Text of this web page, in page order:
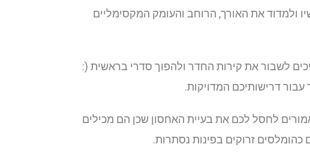
ולמדוד את האורך, הרוחב והעומק המקסימליים
לשבור את קירות החדר ולהפוך סדרי בראשית (:
דרישותיכם המדויקות.
לחסל לכם את בעיית האחסון שכן הם מכילים
כהומלסים זרוקים בפינות נסתרות.